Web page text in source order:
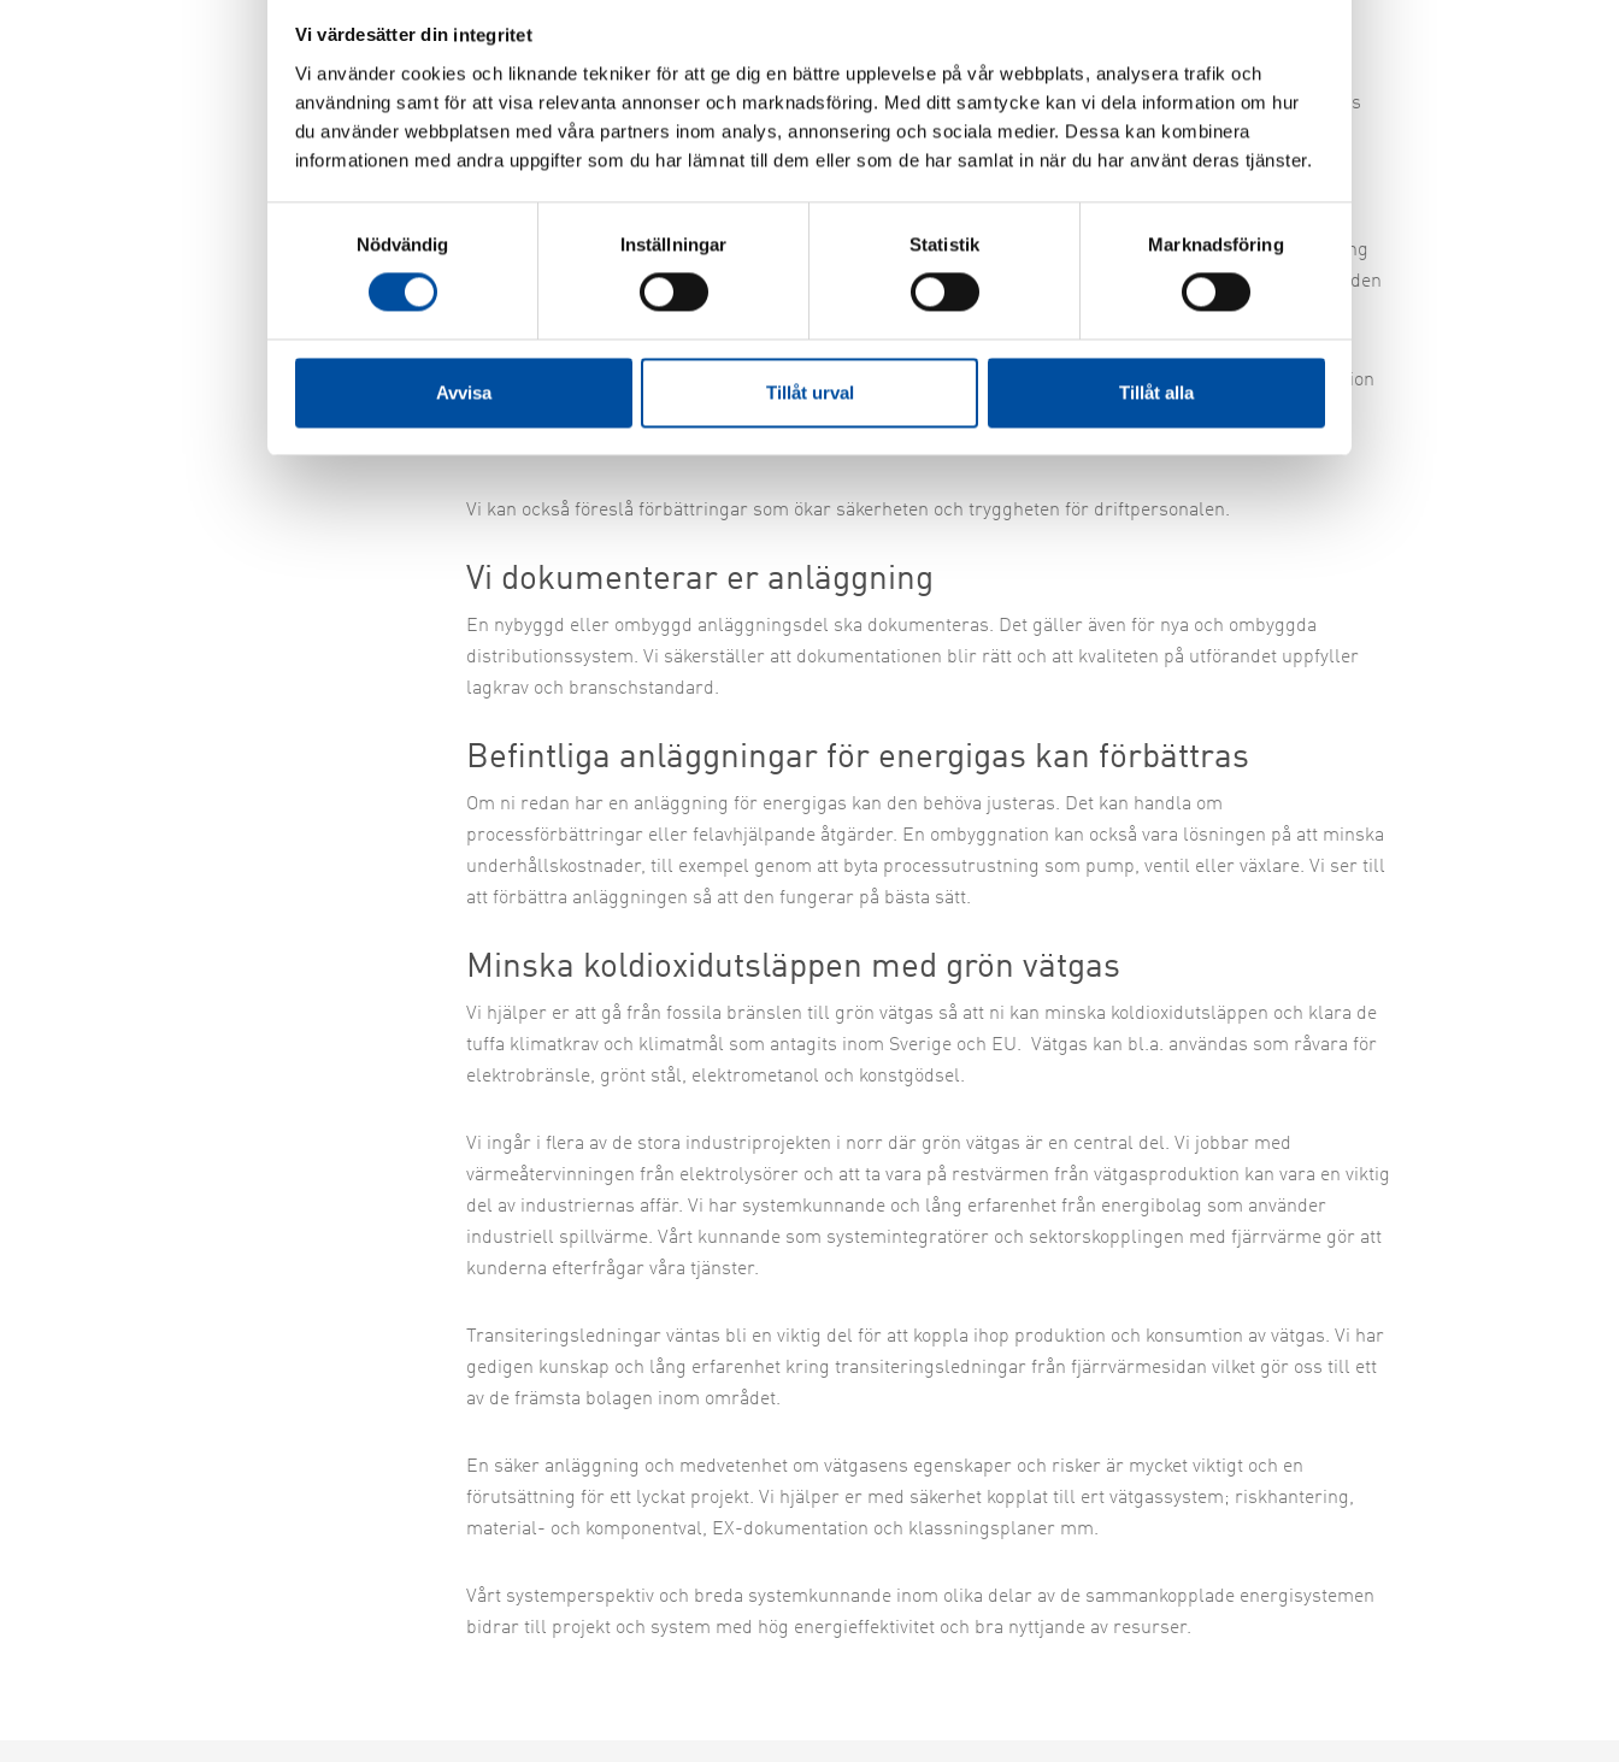
Vi värdesätter din integritet
Vi använder cookies och liknande tekniker för att ge dig en bättre upplevelse på vår webbplats, analysera trafik och
användning samt för att visa relevanta annonser och marknadsföring. Med ditt samtycke kan vi dela information om hur
du använder webbplatsen med våra partners inom analys, annonsering och sociala medier. Dessa kan kombinera
informationen med andra uppgifter som du har lämnat till dem eller som de har samlat in när du har använt deras tjänster.
Nödvändig
Inställningar Statistik Marknadsföring
Avvisa Tillåt urval Tillåt alla
Vi är på plats hos er
När anläggningen ska sättas i drift är vi på plats för att se till att allt fungerar. Vi har även spetskompetens
inom automation, vilket är viktigt för att kunna optimera anläggningen.
Säkerheten är A och O vid arbete med energigas
Energigaser är förenade med risk för brand och explosioner. Därför är det viktigt med skyddsavstånd kring
gasbärande anläggningsdelar. Kravet på minsta avstånd beror på typen av anläggning och vilka material den
innehåller. Vi ser till att skyddsavståndet uppfyller lagen och ger en säker anläggning.
Risk för brand och explosioner innebär också lagkrav på dokumentation som till exempel Ex-dokumentation
Vi kan också föreslå förbättringar som ökar säkerheten och tryggheten för driftpersonalen.
Vi dokumenterar er anläggning
En nybyggd eller ombyggd anläggningsdel ska dokumenteras. Det gäller även för nya och ombyggda
distributionssystem. Vi säkerställer att dokumentationen blir rätt och att kvaliteten på utförandet uppfyller
lagkrav och branschstandard.
Befintliga anläggningar för energigas kan förbättras
Om ni redan har en anläggning för energigas kan den behöva justeras. Det kan handla om
processförbättringar eller felavhjälpande åtgärder. En ombyggnation kan också vara lösningen på att minska
underhållskostnader, till exempel genom att byta processutrustning som pump, ventil eller växlare. Vi ser till
att förbättra anläggningen så att den fungerar på bästa sätt.
Minska koldioxidutsläppen med grön vätgas
Vi hjälper er att gå från fossila bränslen till grön vätgas så att ni kan minska koldioxidutsläppen och klara de
tuffa klimatkrav och klimatmål som antagits inom Sverige och EU. Vätgas kan bl.a. användas som råvara för
elektrobränsle, grönt stål, elektrometanol och konstgödsel.
Vi ingår i flera av de stora industriprojekten i norr där grön vätgas är en central del. Vi jobbar med
värmeåtervinningen från elektrolysörer och att ta vara på restvärmen från vätgasproduktion kan vara en viktig
del av industriernas affär. Vi har systemkunnande och lång erfarenhet från energibolag som använder
industriell spillvärme. Vårt kunnande som systemintegratörer och sektorskopplingen med fjärrvärme gör att
kunderna efterfrågar våra tjänster.
Transiteringsledningar väntas bli en viktig del för att koppla ihop produktion och konsumtion av vätgas. Vi har
gedigen kunskap och lång erfarenhet kring transiteringsledningar från fjärrvärmesidan vilket gör oss till ett
av de främsta bolagen inom området.
En säker anläggning och medvetenhet om vätgasens egenskaper och risker är mycket viktigt och en
förutsättning för ett lyckat projekt. Vi hjälper er med säkerhet kopplat till ert vätgassystem; riskhantering,
material- och komponentval, EX-dokumentation och klassningsplaner mm.
Vårt systemperspektiv och breda systemkunnande inom olika delar av de sammankopplade energisystemen
bidrar till projekt och system med hög energieffektivitet och bra nyttjande av resurser.